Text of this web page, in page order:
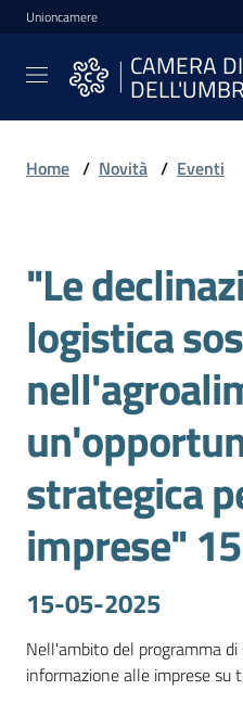
Vai al contenuto
Vai alla navigazione
Vai al footer
Unioncamere
CAMERA
CAMERA
Avviare
l'Impresa
Gestire
l'Impresa
Promuovere
l'Impresa
e
territorio
Home / Novità / Eventi
Salta al contenuto
"Le
logistica
strategica
imprese"
15-05-2025
Nell'ambito del programma di
informazione alle imprese su